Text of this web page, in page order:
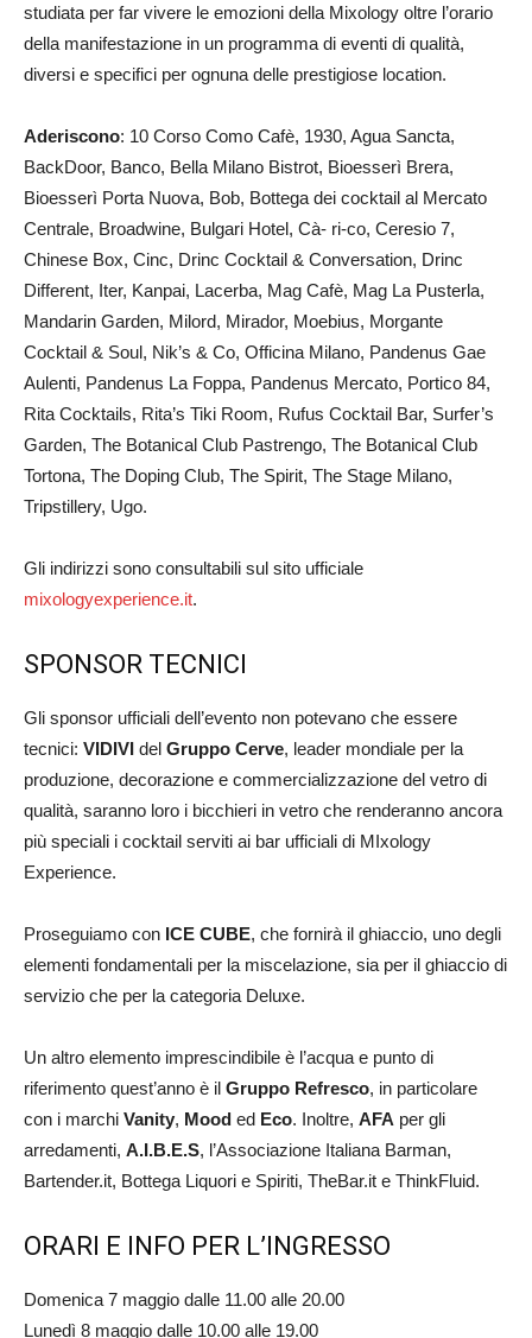
studiata per far vivere le emozioni della Mixology oltre l’orario
della manifestazione in un programma di eventi di qualità,
diversi e specifici per ognuna delle prestigiose location.
Aderiscono: 10 Corso Como Cafè, 1930, Agua Sancta,
BackDoor, Banco, Bella Milano Bistrot, Bioesserì Brera,
Bioesserì Porta Nuova, Bob, Bottega dei cocktail al Mercato
Centrale, Broadwine, Bulgari Hotel, Cà- ri-co, Ceresio 7,
Chinese Box, Cinc, Drinc Cocktail & Conversation, Drinc
Different, Iter, Kanpai, Lacerba, Mag Cafè, Mag La Pusterla,
Mandarin Garden, Milord, Mirador, Moebius, Morgante
Cocktail & Soul, Nik’s & Co, Officina Milano, Pandenus Gae
Aulenti, Pandenus La Foppa, Pandenus Mercato, Portico 84,
Rita Cocktails, Rita’s Tiki Room, Rufus Cocktail Bar, Surfer’s
Garden, The Botanical Club Pastrengo, The Botanical Club
Tortona, The Doping Club, The Spirit, The Stage Milano,
Tripstillery, Ugo.
Gli indirizzi sono consultabili sul sito ufficiale
mixologyexperience.it.
SPONSOR TECNICI
Gli sponsor ufficiali dell’evento non potevano che essere
tecnici: VIDIVI del Gruppo Cerve, leader mondiale per la
produzione, decorazione e commercializzazione del vetro di
qualità, saranno loro i bicchieri in vetro che renderanno ancora
più speciali i cocktail serviti ai bar ufficiali di MIxology
Experience.
Proseguiamo con ICE CUBE, che fornirà il ghiaccio, uno degli
elementi fondamentali per la miscelazione, sia per il ghiaccio di
servizio che per la categoria Deluxe.
Un altro elemento imprescindibile è l’acqua e punto di
riferimento quest’anno è il Gruppo Refresco, in particolare
con i marchi Vanity, Mood ed Eco. Inoltre, AFA per gli
arredamenti, A.I.B.E.S, l’Associazione Italiana Barman,
Bartender.it, Bottega Liquori e Spiriti, TheBar.it e ThinkFluid.
ORARI E INFO PER L’INGRESSO
Domenica 7 maggio dalle 11.00 alle 20.00
Lunedì 8 maggio dalle 10.00 alle 19.00